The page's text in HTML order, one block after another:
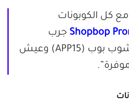
كل الكوبونات
Shopbop جرب
بنفسك كود خصم شوب بوب (APP15) وعيش